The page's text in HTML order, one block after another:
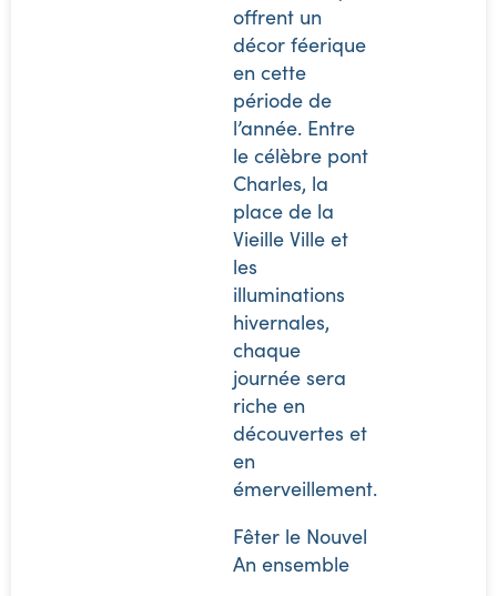
offrent un
décor féerique
en cette
période de
l’année. Entre
le célèbre pont
Charles, la
place de la
Vieille Ville et
les
illuminations
hivernales,
chaque
journée sera
riche en
découvertes et
en
émerveillement.
Fêter le Nouvel
An ensemble